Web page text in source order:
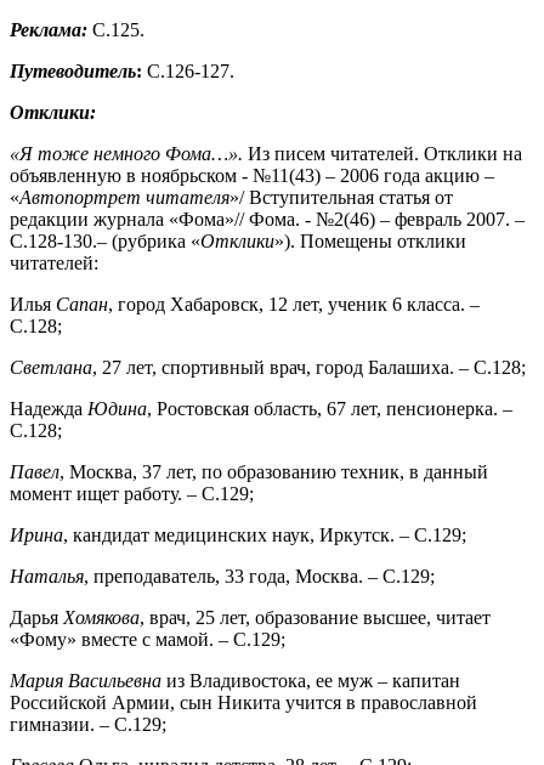
Реклама: С.125.
Путеводитель: С.126-127.
Отклики:
«Я тоже немного Фома…». Из писем читателей. Отклики на
объявленную в ноябрьском - №11(43) – 2006 года акцию –
«Автопортрет читателя»/ Вступительная статья от
редакции журнала «Фома»// Фома. - №2(46) – февраль 2007. –
С.128-130.– (рубрика «Отклики»). Помещены отклики
читателей:
Илья Сапан, город Хабаровск, 12 лет, ученик 6 класса. –
С.128;
Светлана, 27 лет, спортивный врач, город Балашиха. – С.128;
Надежда Юдина, Ростовская область, 67 лет, пенсионерка. –
С.128;
Павел, Москва, 37 лет, по образованию техник, в данный
момент ищет работу. – С.129;
Ирина, кандидат медицинских наук, Иркутск. – С.129;
Наталья, преподаватель, 33 года, Москва. – С.129;
Дарья Хомякова, врач, 25 лет, образование высшее, читает
«Фому» вместе с мамой. – С.129;
Мария Васильевна из Владивостока, ее муж – капитан
Российской Армии, сын Никита учится в православной
гимназии. – С.129;